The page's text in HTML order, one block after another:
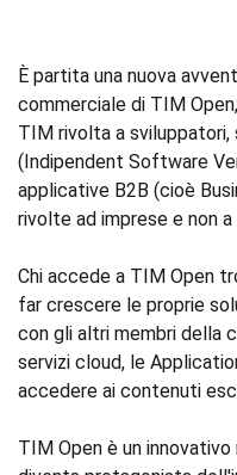
È partita una nuova
commerciale di TIM
TIM rivolta a
(Indipendent Software
applicative B2B (cioè
rivolte ad imprese e non
Chi accede a TIM Open
far crescere le proprie
con gli altri membri della
servizi cloud, le
accedere ai contenuti
TIM Open è un